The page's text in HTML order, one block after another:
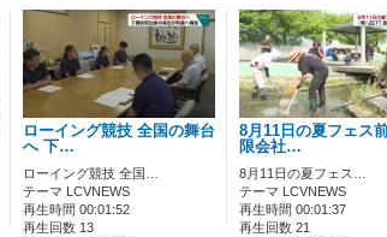
ローイング競技 全国の舞台
へ 下…
ローイング競技 全国…
テーマ LCVNEWS
再生時間 00:01:52
再生回数 13
8月11日の夏フェス
限会社…
8月11日の夏フェス…
テーマ LCVNEWS
再生時間 00:01:37
再生回数 21